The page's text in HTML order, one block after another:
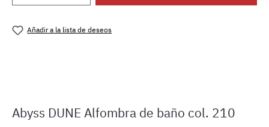
Añadir a la lista de deseos
Abyss DUNE Alfombra de baño col. 210